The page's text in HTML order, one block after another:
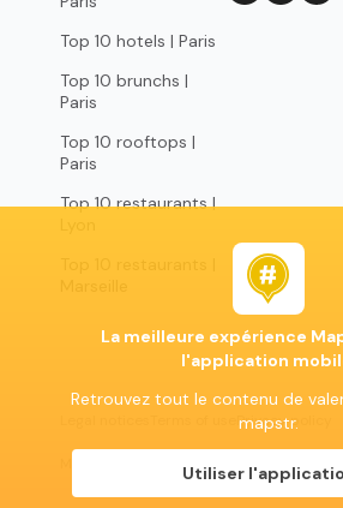
Top 10 hotels | Paris
Top 10 brunchs |
Paris
Top 10 rooftops |
Paris
Top 10 restaurants |
Privacy policy
Mapstr 2024 | All rights reserved
La meilleure expérience
l'application
Retrouvez tout le contenu de
mapstr.
Utiliser